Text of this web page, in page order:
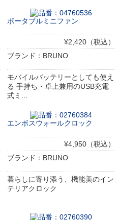
ポータブルミニファン
¥2,420（税込）
ブランド：BRUNO
モバイルバッテリーとしても使え
る 手持ち・卓上兼用のUSB充電
式ミ...
エンボスウォールクロック
¥4,950（税込）
ブランド：BRUNO
暮らしに寄り添う、機能美のイン
テリアクロック